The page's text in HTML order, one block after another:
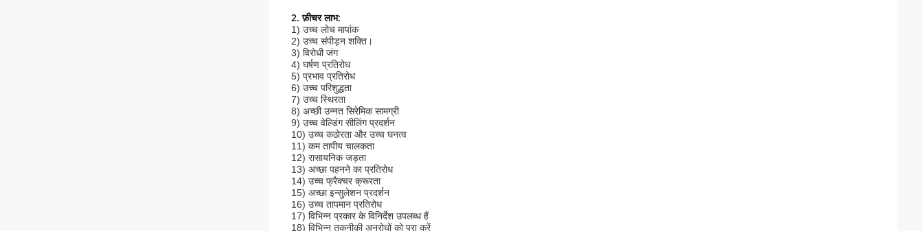
2. फ़ीचर लाभ:
1) उच्च लोच मापांक
2) उच्च संपीड़न शक्ति।
3) विरोधी जंग
4) घर्षण प्रतिरोध
5) प्रभाव प्रतिरोध
6) उच्च परिशुद्धता
7) उच्च स्थिरता
8) अच्छी उन्नत सिरेमिक सामग्री
9) उच्च वेल्डिंग सीलिंग प्रदर्शन
10) उच्च कठोरता और उच्च घनत्व
11) कम तापीय चालकता
12) रासायनिक जड़ता
13) अच्छा पहनने का प्रतिरोध
14) उच्च फ्रैक्चर क्रूरता
15) अच्छा इन्सुलेशन प्रदर्शन
16) उच्च तापमान प्रतिरोध
17) विभिन्न प्रकार के विनिर्देश उपलब्ध हैं
18) विभिन्न तकनीकी अनुरोधों को पूरा करें